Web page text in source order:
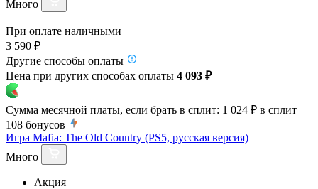
Много
При оплате наличными
3 590 ₽
Другие способы оплаты
Цена при других способах оплаты 4 093 ₽
Сумма месячной платы, если брать в сплит: 1 024 ₽ в сплит
108 бонусов
Игра Mafia: The Old Country (PS5, русская версия)
Много
Акция